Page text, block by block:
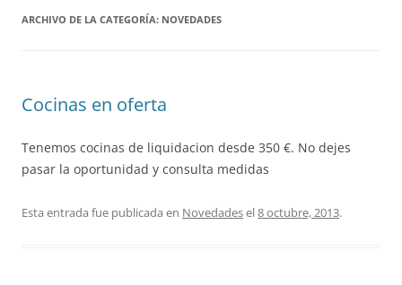
ARCHIVO DE LA CATEGORÍA: NOVEDADES
Cocinas en oferta
Tenemos cocinas de liquidacion desde 350 €. No dejes
pasar la oportunidad y consulta medidas
Esta entrada fue publicada en Novedadesel8 octubre, 2013.